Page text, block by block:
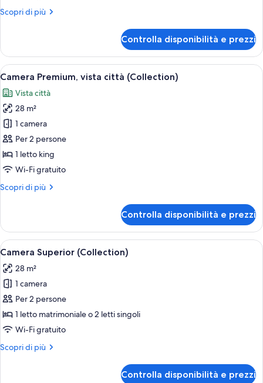
Scopri di più
Altri
Premium
(Collection)
Controlla disponibilità e prezzi
Apri
tutte
le
foto
per
Camera
Premium,
vista
(Collection)
Camera d'albergo con un letto
7
Camera Premium, vista città (Collection)
Vista città
28 m²
1 camera
Per 2 persone
1 letto king
Wi-Fi gratuito
Scopri di più
Altri
Premium,
vista
città
Controlla disponibilità e prezzi
Apri
tutte
le
foto
per
Camera
Superior
Una moderna camera d'albergo con
7
Camera Superior (Collection)
28 m²
1 camera
Per 2 persone
1 letto matrimoniale o 2 letti singoli
Wi-Fi gratuito
Scopri di più
Altri
Controlla disponibilità e prezzi